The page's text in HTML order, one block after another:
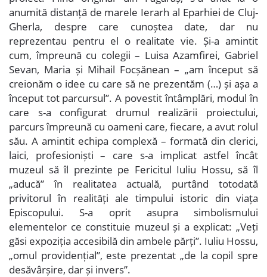
anumită distanță de marele Ierarh al Eparhiei de Cluj-
Gherla, despre care cunoștea date, dar nu
reprezentau pentru el o realitate vie. Și-a amintit
cum, împreună cu colegii – Luisa Azamfirei, Gabriel
Sevan, Maria și Mihail Focșănean – „am început să
creionăm o idee cu care să ne prezentăm (…) și așa a
început tot parcursul”. A povestit întâmplări, modul în
care s-a configurat drumul realizării proiectului,
parcurs împreună cu oameni care, fiecare, a avut rolul
său. A amintit echipa complexă – formată din clerici,
laici, profesioniști – care s-a implicat astfel încât
muzeul să îl prezinte pe Fericitul Iuliu Hossu, să îl
„aducă” în realitatea actuală, purtând totodată
privitorul în realități ale timpului istoric din viața
Episcopului. S-a oprit asupra simbolismului
elementelor ce constituie muzeul și a explicat: „Veți
găsi expoziția accesibilă din ambele părți”. Iuliu Hossu,
„omul providențial”, este prezentat „de la copil spre
desăvârșire, dar și invers”.